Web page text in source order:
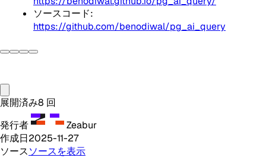
ソースコード:
https://github.com/benodiwal/pg_ai_query
展開済み8 回
発行者
Zeabur
作成日2025-11-27
ソースソースを表示